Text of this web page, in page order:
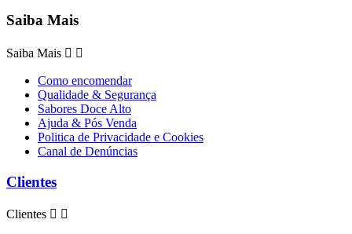
Saiba Mais
Saiba Mais  
Como encomendar
Qualidade & Segurança
Sabores Doce Alto
Ajuda & Pós Venda
Politica de Privacidade e Cookies
Canal de Denúncias
Clientes
Clientes  